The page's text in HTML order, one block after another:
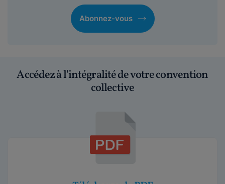
Abonnez-vous
Accédez à l'intégralité de votre convention
collective